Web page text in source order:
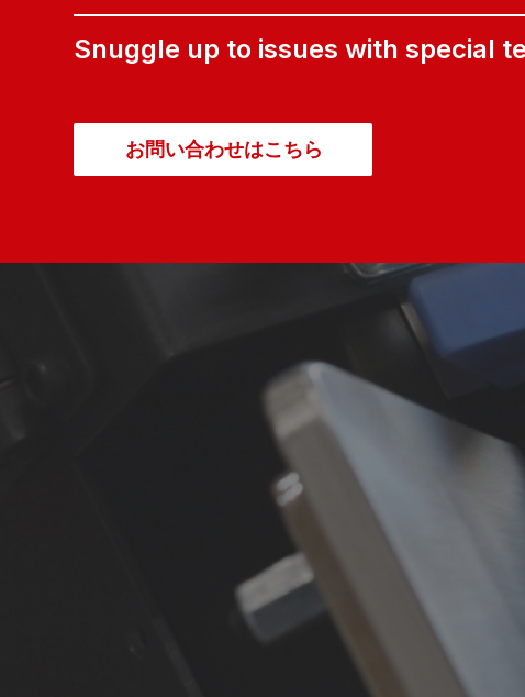
Snuggle up to issues with special
お問い合わせはこちら